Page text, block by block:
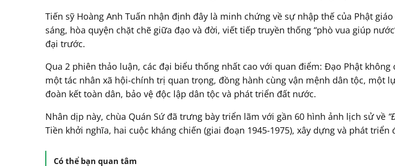
Tiến sỹ Hoàng Anh Tuấn nhận định đây là minh chứng về sự nhập thế của Phật
sáng, hòa quyện chặt chẽ giữa đạo và đời, viết tiếp truyền thống “phò vua giúp
đại trước.
Qua 2 phiên thảo luận, các đại biểu thống nhất cao với quan điểm: Đạo Phật
một tác nhân xã hội-chính trị quan trọng, đồng hành cùng vận mệnh dân tộc, một
đoàn kết toàn dân, bảo vệ độc lập dân tộc và phát triển đất nước.
Nhân dịp này, chùa Quán Sứ đã trưng bày triển lãm với gần 60 hình ảnh lịch sử về
Tiền khởi nghĩa, hai cuộc kháng chiến (giai đoạn 1945-1975), xây dựng và phát
Có thể bạn quan tâm